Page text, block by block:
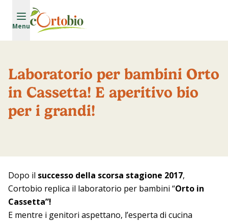
Vai al contenuto principale
Menu
Laboratorio per bambini Orto
in Cassetta! E aperitivo bio
per i grandi!
Dopo il successo della scorsa stagione 2017,
Cortobio replica il laboratorio per bambini “Orto in
Cassetta”!
E mentre i genitori aspettano, l’esperta di cucina